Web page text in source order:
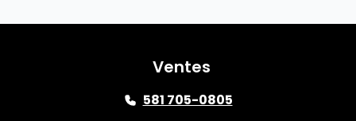
Ventes
581 705-0805